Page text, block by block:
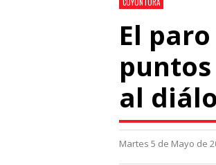
El
al
Martes 5 de Mayo de